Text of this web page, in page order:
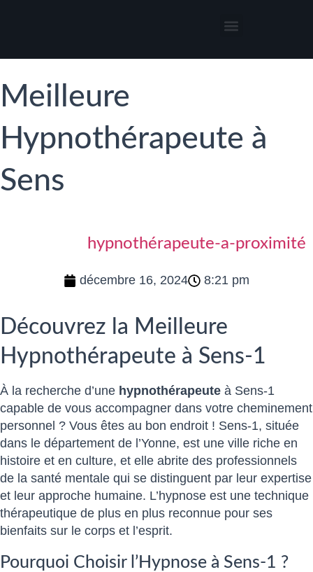
Meilleure
Hypnothérapeute à
Sens
hypnothérapeute-a-proximité
décembre 16, 2024 8:21 pm
Découvrez la Meilleure
Hypnothérapeute à Sens-1
À la recherche d’une hypnothérapeute à Sens-1
capable de vous accompagner dans votre cheminement
personnel ? Vous êtes au bon endroit ! Sens-1, située
dans le département de l’Yonne, est une ville riche en
histoire et en culture, et elle abrite des professionnels
de la santé mentale qui se distinguent par leur expertise
et leur approche humaine. L’hypnose est une technique
thérapeutique de plus en plus reconnue pour ses
bienfaits sur le corps et l’esprit.
Pourquoi Choisir l’Hypnose à Sens-1 ?